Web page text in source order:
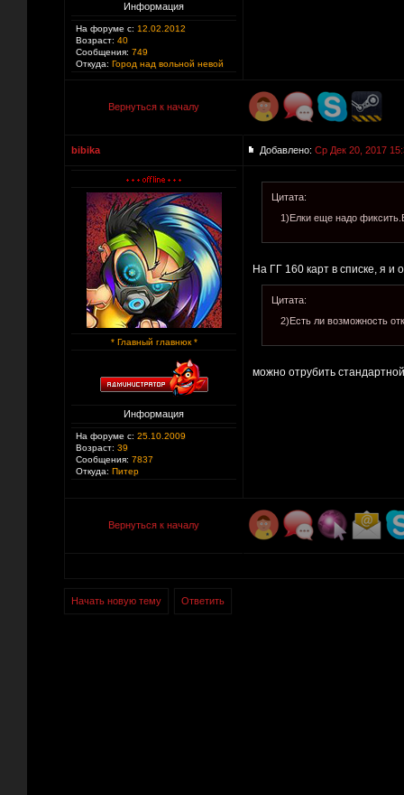
Информация
На форуме с: 12.02.2012
Возраст: 40
Сообщения: 749
Откуда: Город над вольной невой
Вернуться к началу
bibika Добавлено: Ср Дек 20, 2017
* Главный главнюк *
Информация
На форуме с: 25.10.2009
Возраст: 39
Сообщения: 7837
Откуда: Питер
Цитата:
1)Елки еще надо
На ГГ 160 карт в списке, я и
Цитата:
2)Есть ли возможность
можно отрубить
Вернуться к началу
Начать новую тему Ответить